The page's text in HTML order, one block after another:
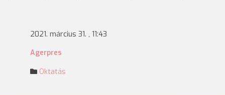
2021. március 31. , 11:43
Agerpres
Oktatás